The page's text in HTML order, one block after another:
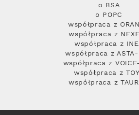
o BSA
o POPC
współpraca z
współpraca z
współpraca z
współpraca z ASTA-
współpraca z
współpraca z
współpraca z